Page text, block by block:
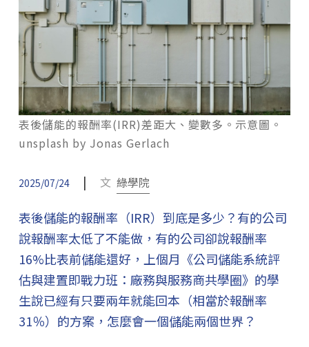
表後儲能的報酬率(IRR)差距大、變數多。示意圖。
unsplash by Jonas Gerlach
2025/07/24 | 文 綠學院
表後儲能的報酬率（IRR）到底是多少？有的公司
說報酬率太低了不能做，有的公司卻說報酬率
16%比表前儲能還好，上個月《公司儲能系統評
估與建置即戰力班：廠務與服務商共學圈》的學
生說已經有只要兩年就能回本（相當於報酬率
31％）的方案，怎麼會一個儲能兩個世界？